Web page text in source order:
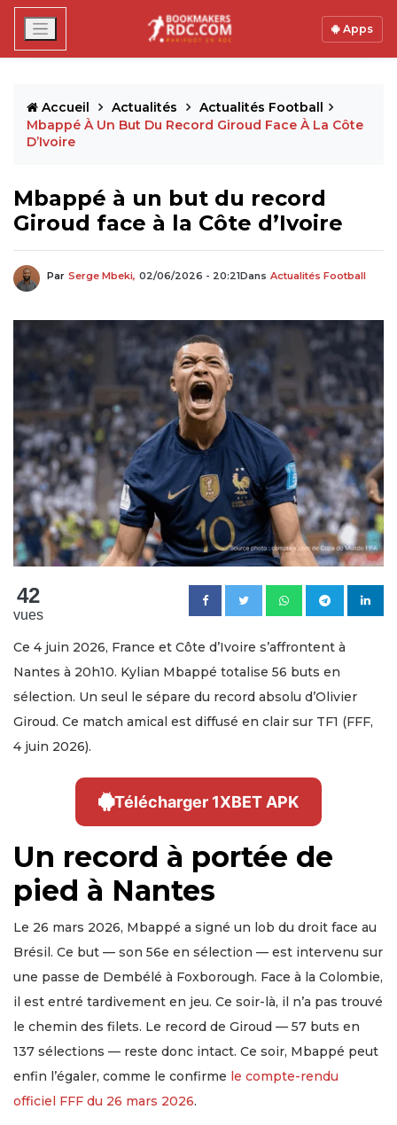
Apps
Accueil Actualités
Actualités Football
Mbappé À Un But Du Record Giroud Face À La Côte
D’Ivoire
Mbappé à un but du record
Giroud face à la Côte d’Ivoire
Par Serge Mbeki, 02/06/2026 - 20:21Dans Actualités Football
42
vues
Ce 4 juin 2026, France et Côte d’Ivoire s’affrontent à
Nantes à 20h10. Kylian Mbappé totalise 56 buts en
sélection. Un seul le sépare du record absolu d’Olivier
Giroud. Ce match amical est diffusé en clair sur TF1 (FFF,
4 juin 2026).
Télécharger 1XBET APK
Un record à portée de
pied à Nantes
Le 26 mars 2026, Mbappé a signé un lob du droit face au
Brésil. Ce but — son 56e en sélection — est intervenu sur
une passe de Dembélé à Foxborough. Face à la Colombie,
il est entré tardivement en jeu. Ce soir-là, il n’a pas trouvé
le chemin des filets. Le record de Giroud — 57 buts en
137 sélections — reste donc intact. Ce soir, Mbappé peut
enfin l’égaler, comme le confirme le compte-rendu
officiel FFF du 26 mars 2026.